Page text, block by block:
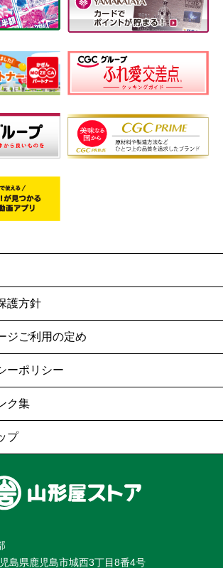
護方針
ジご利用の定め
ーポリシー
ク集
プ
島県鹿児島市城西3丁目8番4号